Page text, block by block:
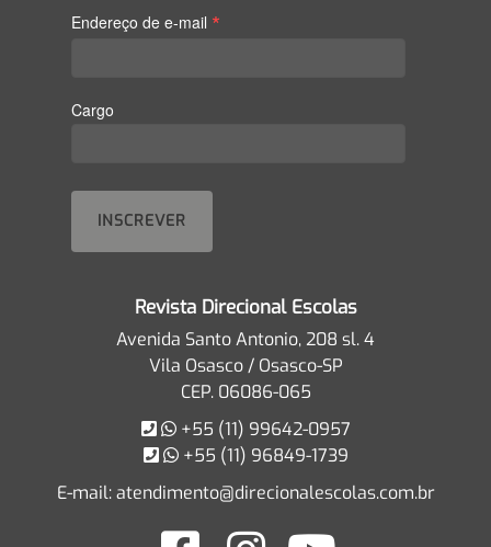
Endereço de e-mail *
Cargo
Revista Direcional Escolas
Avenida Santo Antonio, 208 sl. 4
Vila Osasco / Osasco-SP
CEP. 06086-065
+55 (11) 99642-0957
+55 (11) 96849-1739
E-mail:atendimento@direcionalescolas.com.br